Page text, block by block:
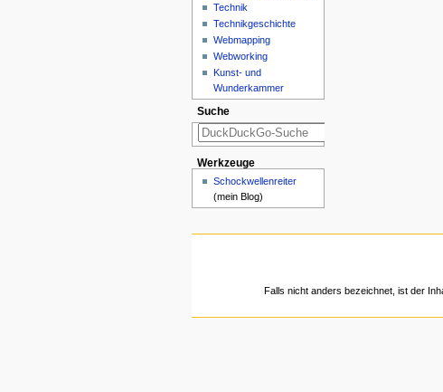
Technik
Technikgeschichte
Webmapping
Webworking
Kunst- und
Wunderkammer
Suche
Werkzeuge
Schockwellenreiter
(mein Blog)
Falls nicht anders bezeichnet, ist der